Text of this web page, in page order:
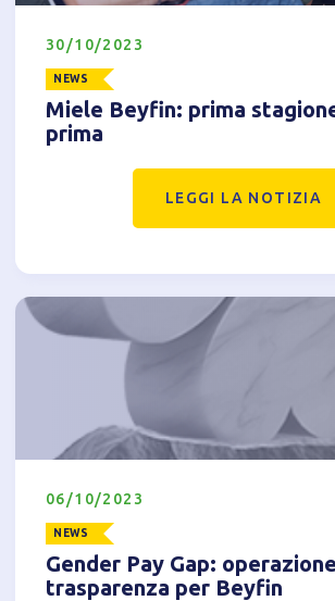
30/10/2023
NEWS
Miele Beyfin: prima
prima
LEGGI LA NOTIZIA
06/10/2023
NEWS
Gender Pay Gap: operazione
trasparenza per Beyfin